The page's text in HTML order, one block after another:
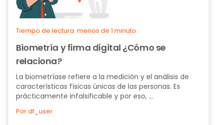
Tiempo de lectura: menos de 1 minuto
Biometría y firma digital ¿Cómo se
relaciona?
La biometríase refiere a la medición y el análisis de
características físicas únicas de las personas. Es
prácticamente infalsificable y por eso, ...
Por df_user